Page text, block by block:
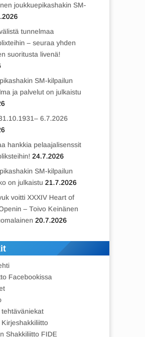
joukkuepikashakin SM-
tunnelmaa
– seuraa yhden
suoritusta livenä!
SM-kilpailun
ja palvelut on julkaistu
6.7.2026
hankkia pelaajalisenssit
24.7.2026
SM-kilpailun
on julkaistu 21.7.2026
voitti XXXIV Heart of
– Toivo Keinänen
20.7.2026
Facebookissa
tehtäväniekat
Shakkiliitto FIDE